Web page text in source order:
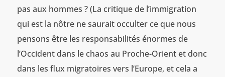
pas aux hommes ? (La critique de l’immigration
qui est la nôtre ne saurait occulter ce que nous
pensons être les responsabilités énormes de
l’Occident dans le chaos au Proche-Orient et donc
dans les flux migratoires vers l’Europe, et cela a